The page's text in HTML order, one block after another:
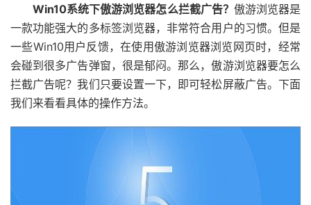
Win10系统下傲游浏览器怎么拦截广告？ 傲游浏览器是
一款功能强大的多标签浏览器，非常符合用户的习惯。但是
一些Win10用户反馈，在使用傲游浏览器浏览网页时，经常
会碰到很多广告弹窗，很是郁闷。那么，傲游浏览器要怎么
拦截广告呢？我们只要设置一下，即可轻松屏蔽广告。下面
我们来看看具体的操作方法。